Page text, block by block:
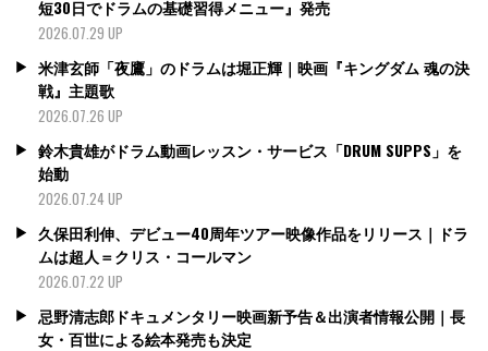
短30日でドラムの基礎習得メニュー』発売
2026.07.29 UP
米津玄師「夜鷹」のドラムは堀正輝｜映画『キングダム 魂の決
戦』主題歌
2026.07.26 UP
鈴木貴雄がドラム動画レッスン・サービス「DRUM SUPPS」を
始動
2026.07.24 UP
久保田利伸、デビュー40周年ツアー映像作品をリリース｜ドラ
ムは超人＝クリス・コールマン
2026.07.22 UP
忌野清志郎ドキュメンタリー映画新予告＆出演者情報公開｜長
女・百世による絵本発売も決定